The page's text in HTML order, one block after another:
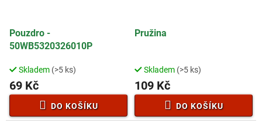
Pouzdro -
50WB5320326010P
Skladem (>5 ks)
69 Kč
DO KOŠÍKU
Pružina
Skladem (>5 ks)
109 Kč
DO KOŠÍKU